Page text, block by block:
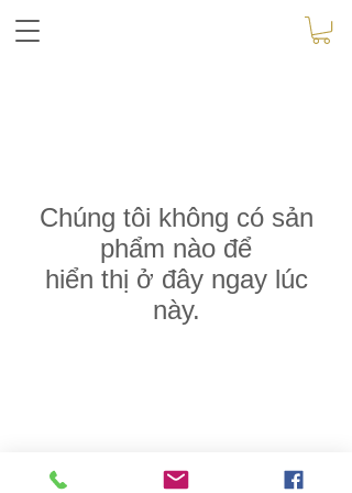
Chúng tôi không có sản
phẩm nào để
hiển thị ở đây ngay lúc
này.